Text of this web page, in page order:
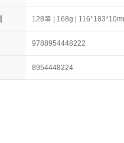
128쪽 | 168g |
9788954448222
8954448224